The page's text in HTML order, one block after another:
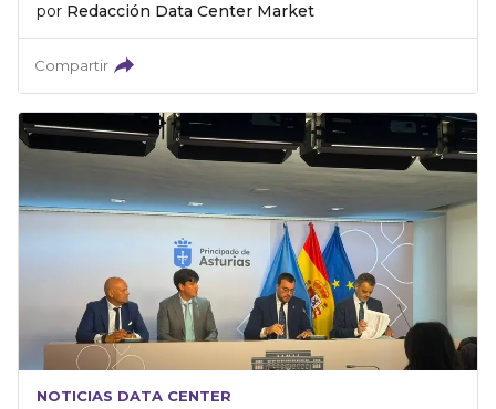
por Redacción Data Center Market
Compartir
NOTICIAS DATA CENTER